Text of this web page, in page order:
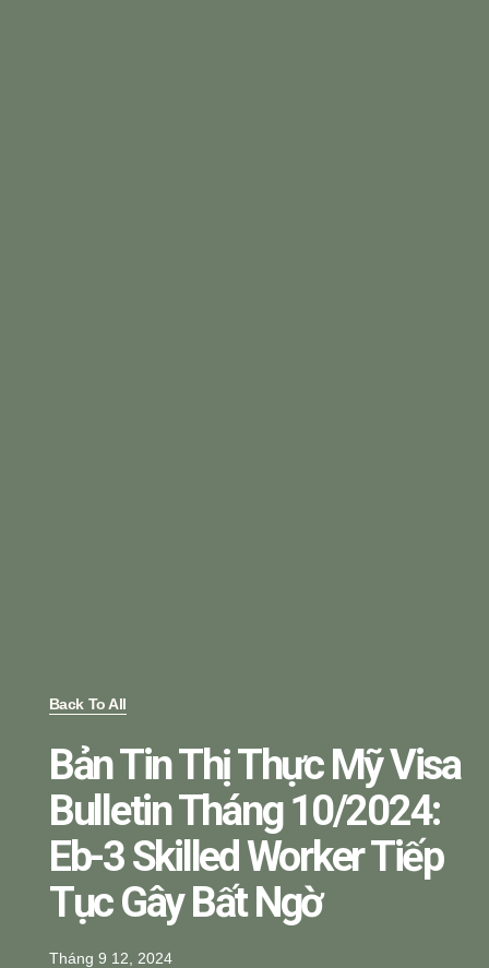
Back To All
Bản Tin Thị Thực Mỹ Visa
Bulletin Tháng 10/2024:
Eb-3 Skilled Worker Tiếp
Tục Gây Bất Ngờ
Tháng 9 12, 2024